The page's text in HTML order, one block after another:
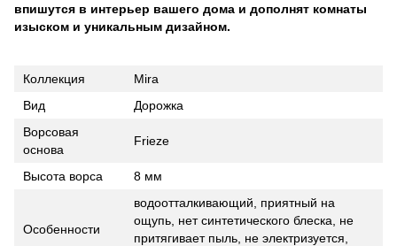
впишутся в интерьер вашего дома и дополнят комнаты
изыском и уникальным дизайном.
Коллекция
Mira
Вид
Дорожка
Ворсовая
основа
Frieze
Высота ворса 8 мм
Особенности
водоотталкивающий, приятный на
ощупь, нет синтетического блеска, не
притягивает пыль, не электризуется,